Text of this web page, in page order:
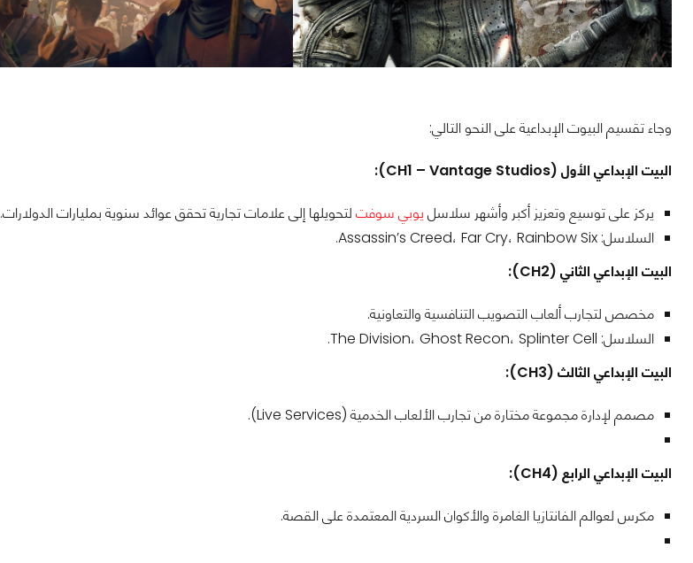
وجاء تقسيم البيوت الإبداعية على النحو التالي:
البيت الإبداعي الأول (CH1 – Vantage Studios):
يركز على توسيع وتعزيز أكبر وأشهر سلاسل يوبي سوفت لتحويلها إلى علامات تجارية تحقق عوائد سنوية بمليارات الدولارات.
السلاسل: Assassin’s Creed، Far Cry، Rainbow Six.
البيت الإبداعي الثاني (CH2):
مخصص لتجارب ألعاب التصويب التنافسية والتعاونية.
السلاسل: The Division، Ghost Recon، Splinter Cell.
البيت الإبداعي الثالث (CH3):
مصمم لإدارة مجموعة مختارة من تجارب الألعاب الخدمية (Live Services).
البيت الإبداعي الرابع (CH4):
مكرس لعوالم الفانتازيا الغامرة والأكوان السردية المعتمدة على القصة.